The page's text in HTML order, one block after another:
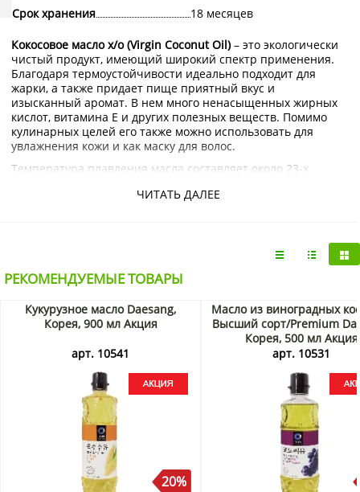
ЧИТАТЬ ДАЛЕЕ
Срок хранения
18 месяцев
Кокосовое масло х/о (Virgin Coconut Oil)– это экологически
чистый продукт, имеющий широкий спектр применения.
Благодаря термоустойчивости идеально подходит для
жарки, а также придает пище приятный вкус и
изысканный аромат. В нем много ненасыщенных жирных
кислот, витамина Е и других полезных веществ. Помимо
кулинарных целей его также можно использовать для
увлажнения кожи и как маску для волос.
Температура плавления масла составляет около 23-х
РЕКОМЕНДУЕМЫЕ ТОВАРЫ
Кукурузное масло Daesang,
Корея, 900 мл Акция
арт. 10541
20%
Масло из виноградных
Высший сорт/Premium
Корея, 500 мл Акция
арт. 10531